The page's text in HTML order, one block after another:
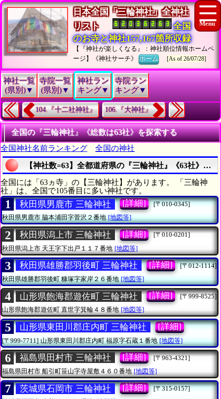
日本全国「三輪神社」全神社
リスト
全国
のお寺と神社157,167箇所収録
【『神社が楽しくなる』：神社順位情報ホームペ
ージ】《神社サーチ》ホーム [As of 26/07/28]
神社一覧
(県別)▼
寺院一覧
(県別)▼
神社ラン
キング▼
寺院ラン
キング▼
104.『十二社神社』 106.『大神社』
全国の『三輪神社』《総数は63社》を探索する
全国神社名前ランキング
全国の神社
【神社数=63】全都道府県の『三輪神社』《63社》の
全国には「63ヵ寺」の【三輪神社】があります。 「三輪神
社」は、全国で105番目に多い神社です。
1 秋田県男鹿市 三輪神社 [詳細]
[〒010-0345]
秋田県男鹿市脇本浦田字菅沢２番地 [地図等]
2 秋田県潟上市 三輪神社 [詳細]
[〒010-0201]
秋田県潟上市 天王字下出戸１１７番地 [地図等]
3 秋田県雄勝郡羽後町 三輪神社 [詳細]
[〒012-1114]
秋田県雄勝郡羽後町糠塚字家岸２６番地 [地図等]
4 山形県飽海郡遊佐町 三輪神社 [詳細]
[〒999-8525]
山形県飽海郡遊佐町直世字箕輪４８番地 [地図等]
5 山形県東田川郡庄内町 三輪神社 [詳細]
[〒999-7711] 山形県東田川郡庄内町福原字石蔵１番地 [地図等]
6 福島県田村市 三輪神社 [詳細]
[〒963-4321]
福島県田村市 船引町笹山字寺屋敷４６０番地 [地図等]
7 茨城県石岡市 三輪神社 [詳細]
[〒315-0157]